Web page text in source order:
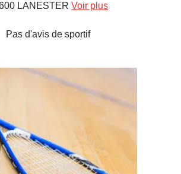
LANESTER Voir plus
Pas d'avis de sportif